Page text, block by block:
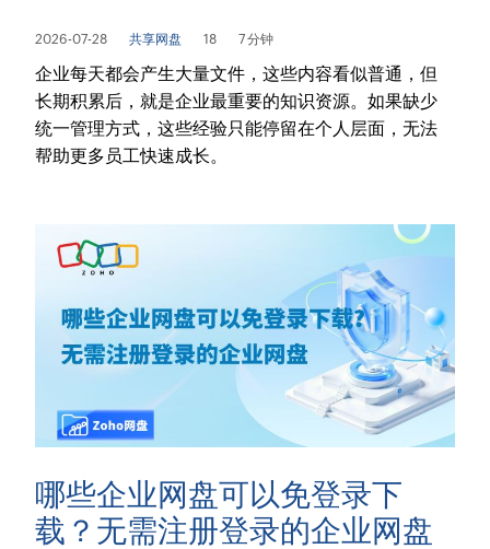
2026-07-28 共享网盘 18 7 分钟
企业每天都会产生大量文件，这些内容看似普通，但
长期积累后，就是企业最重要的知识资源。如果缺少
统一管理方式，这些经验只能停留在个人层面，无法
帮助更多员工快速成长。
哪些企业网盘可以免登录下
载？无需注册登录的企业网盘